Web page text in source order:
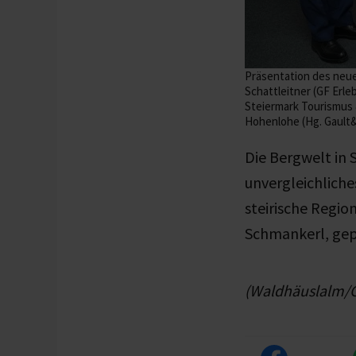
Präsentation des
Schattleitner (GF
Steiermark
Hohenlohe (Hg.
Die Bergwelt in
steirische
Schmankerl,
(Waldhäuslalm/